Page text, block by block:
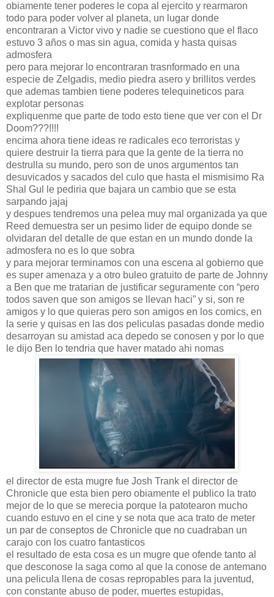
obiamente tener poderes le copa al ejercito y rearmaron
todo para poder volver al planeta, un lugar donde
encontraran a Victor vivo y nadie se cuestiono que el flaco
estuvo 3 años o mas sin agua, comida y hasta quisas
admosfera
pero para mejorar lo encontraran trasnformado en una
especie de Zelgadis, medio piedra asero y brillitos verdes
que ademas tambien tiene poderes telequineticos para
explotar personas
expliquenme que parte de todo esto tiene que ver con el Dr
Doom???!!!!
encima ahora tiene ideas re radicales eco terroristas y
quiere destruir la tierra para que la gente de la tierra no
destrulla su mundo, pero son de unos argumentos tan
desuvicados y sacados del culo que hasta el mismisimo Ra
Shal Gul le pediria que bajara un cambio que se esta
sarpando jajaj
y despues tendremos una pelea muy mal organizada ya que
Reed demuestra ser un pesimo lider de equipo donde se
olvidaran del detalle de que estan en un mundo donde la
admosfera no es lo que sobra
y para mejorar terminamos con una escena al gobierno que
es super amenaza y a otro buleo gratuito de parte de Johnny
a Ben que me tratarian de justificar seguramente con “pero
todos saven que son amigos se llevan haci” y si, son re
amigos y lo que quieras pero son amigos en los comics, en
la serie y quisas en las dos peliculas pasadas donde medio
desarroyan su amistad aca depedo se conosen y por lo que
le dijo Ben lo tendria que haver matado ahi nomas
el director de esta mugre fue Josh Trank el director de
Chronicle que esta bien pero obiamente el publico la trato
mejor de lo que se merecia porque la patotearon mucho
cuando estuvo en el cine y se nota que aca trato de meter
un par de conseptos de Chronicle que no cuadraban un
carajo con los cuatro fantasticos
el resultado de esta cosa es un mugre que ofende tanto al
que desconose la saga como al que la conose de antemano
una pelicula llena de cosas repropables para la juventud,
con constante abuso de poder, muertes estupidas,